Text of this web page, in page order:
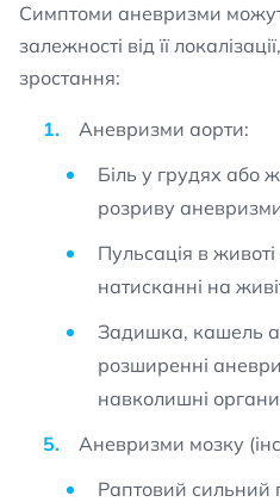
Симптоми аневризми
залежності від її
зростання:
Аневризми аорти:
Біль у грудях або
розриву
Пульсація в
натисканні на
Задишка, кашель
розширенні
навколишні
Аневризми мозку
Раптовий сильний